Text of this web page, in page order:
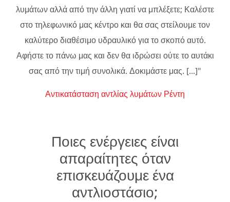
λυμάτων αλλά από την άλλη γιατί να μπλέξετε; Καλέστε
στο τηλεφωνικό μας κέντρο και θα σας στείλουμε τον
καλύτερο διαθέσιμο υδραυλικό για το σκοπό αυτό.
Αφήστε το πάνω μας και δεν θα ιδρώσει ούτε το αυτάκι
σας από την τιμή συνολικά. Δοκιμάστε μας. [...]"
Αντικατάσταση αντλίας λυμάτων Ρέντη
Ποιες ενέργειες είναι
απαραίτητες όταν
επισκευάζουμε ένα
αντλιοστάσιο;